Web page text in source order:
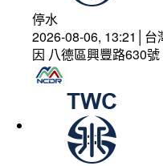
停水
2026-08-06, 13:21│台
因 八德區興豐路630